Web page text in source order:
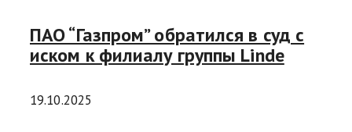
ПАО “Газпром” обратился в суд с
иском к филиалу группы Linde
19.10.2025